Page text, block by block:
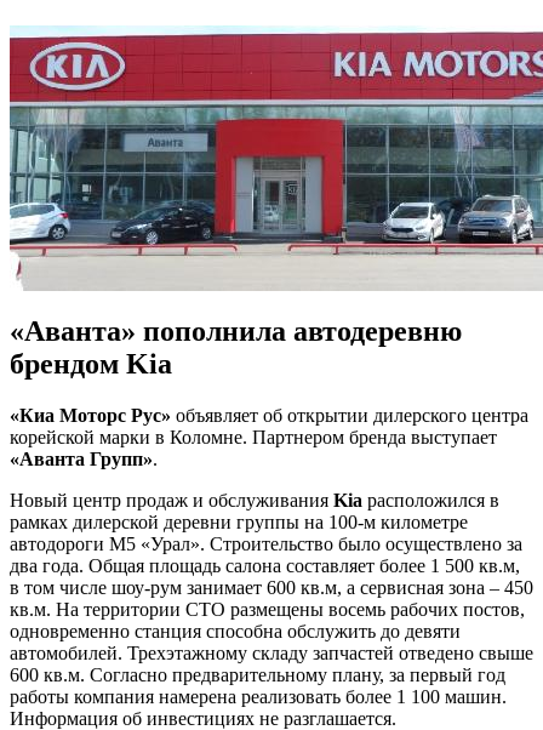
«Аванта» пополнила автодеревню
брендом Kia
«Киа Моторс Рус» объявляет об открытии дилерского центра
корейской марки в Коломне. Партнером бренда выступает
«Аванта Групп».
Новый центр продаж и обслуживания Kia расположился в
рамках дилерской деревни группы на 100-м километре
автодороги М5 «Урал». Строительство было осуществлено за
два года. Общая площадь салона составляет более 1 500 кв.м,
в том числе шоу-рум занимает 600 кв.м, а сервисная зона – 450
кв.м. На территории СТО размещены восемь рабочих постов,
одновременно станция способна обслужить до девяти
автомобилей. Трехэтажному складу запчастей отведено свыше
600 кв.м. Согласно предварительному плану, за первый год
работы компания намерена реализовать более 1 100 машин.
Информация об инвестициях не разглашается.